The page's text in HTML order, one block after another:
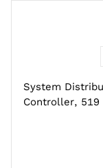
System
Controller, 519